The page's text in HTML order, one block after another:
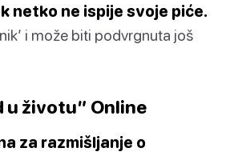
netko ne ispije svoje piće.
i može biti podvrgnuta još
u životu” Online
za razmišljanje o